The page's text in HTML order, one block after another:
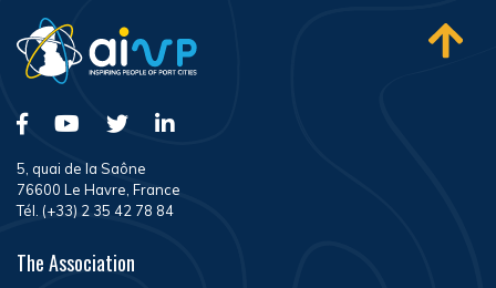
5, quai de la Saône
76600 Le Havre, France
Tél. (+33) 2 35 42 78 84
The Association